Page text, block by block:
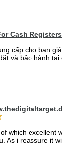
Cash Registers
cấp cho bạn
và bảo hành
which excellent
As i reassure it